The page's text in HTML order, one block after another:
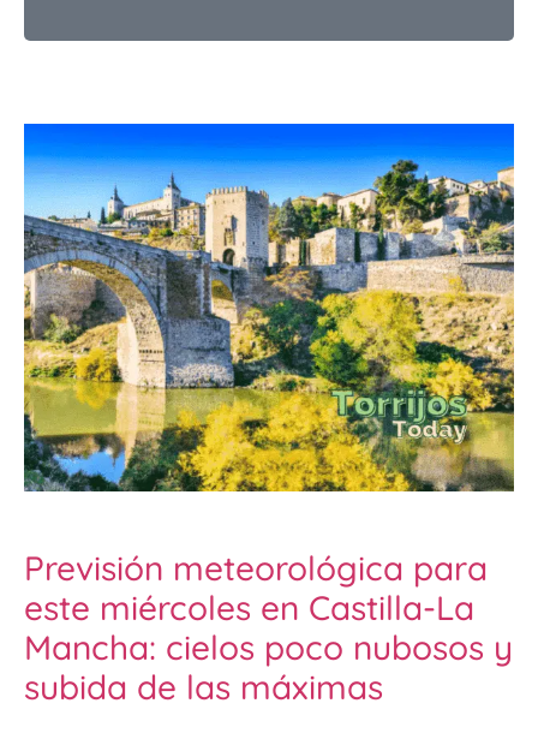
Previsión meteorológica para
este miércoles en Castilla-La
Mancha: cielos poco nubosos y
subida de las máximas